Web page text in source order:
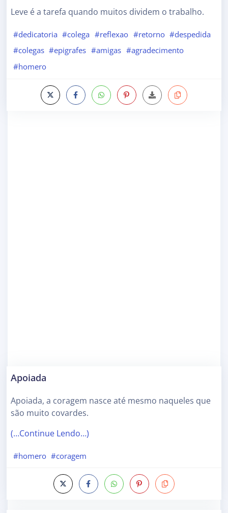
Leve é a tarefa quando muitos dividem o trabalho.
#dedicatoria #colega #reflexao #retorno #despedida
#colegas #epigrafes #amigas #agradecimento
#homero
Apoiada
Apoiada, a coragem nasce até mesmo naqueles que
são muito covardes.
(…Continue Lendo…)
#homero #coragem